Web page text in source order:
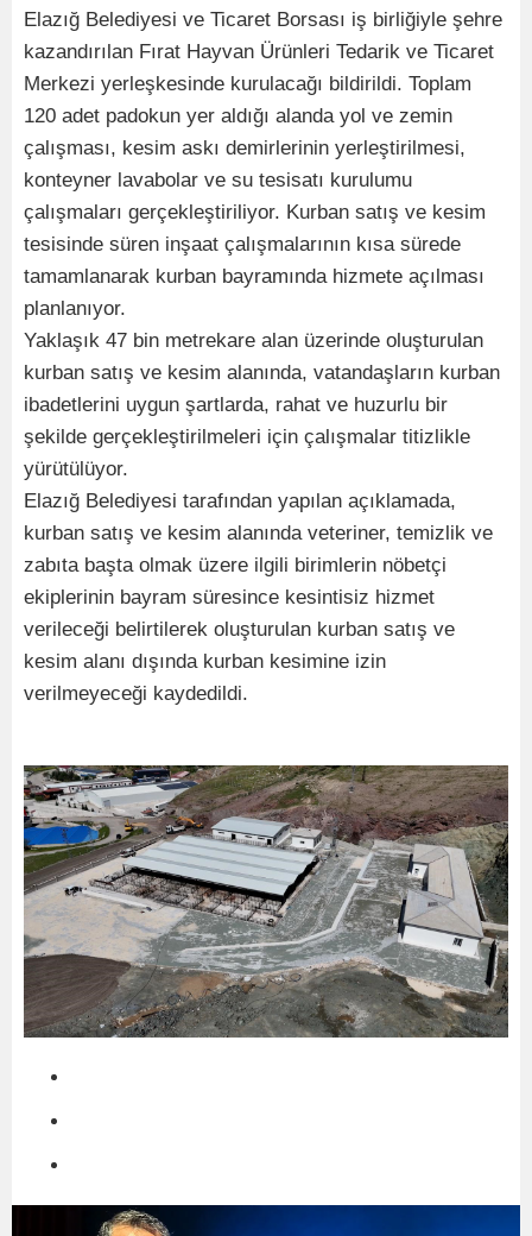
Elazığ Belediyesi ve Ticaret Borsası iş birliğiyle şehre
kazandırılan Fırat Hayvan Ürünleri Tedarik ve Ticaret
Merkezi yerleşkesinde kurulacağı bildirildi. Toplam
120 adet padokun yer aldığı alanda yol ve zemin
çalışması, kesim askı demirlerinin yerleştirilmesi,
konteyner lavabolar ve su tesisatı kurulumu
çalışmaları gerçekleştiriliyor. Kurban satış ve kesim
tesisinde süren inşaat çalışmalarının kısa sürede
tamamlanarak kurban bayramında hizmete açılması
planlanıyor.
Yaklaşık 47 bin metrekare alan üzerinde oluşturulan
kurban satış ve kesim alanında, vatandaşların kurban
ibadetlerini uygun şartlarda, rahat ve huzurlu bir
şekilde gerçekleştirilmeleri için çalışmalar titizlikle
yürütülüyor.
Elazığ Belediyesi tarafından yapılan açıklamada,
kurban satış ve kesim alanında veteriner, temizlik ve
zabıta başta olmak üzere ilgili birimlerin nöbetçi
ekiplerinin bayram süresince kesintisiz hizmet
verileceği belirtilerek oluşturulan kurban satış ve
kesim alanı dışında kurban kesimine izin
verilmeyeceği kaydedildi.